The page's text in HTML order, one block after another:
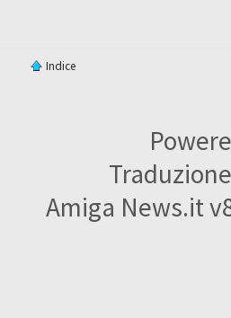
Indice
Amiga News.it